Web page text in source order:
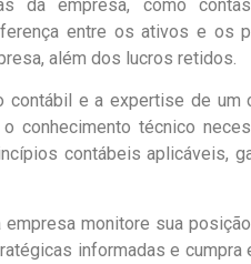
da empresa, como
entre os ativos e os
além dos lucros retidos.
contábil e a expertise de um
conhecimento técnico
contábeis aplicáveis,
monitore sua
informadas e cumpra